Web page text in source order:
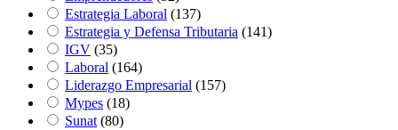
Estrategia Laboral (137)
Estrategia y Defensa Tributaria (141)
IGV (35)
Laboral (164)
Liderazgo Empresarial (157)
Mypes (18)
Sunat (80)